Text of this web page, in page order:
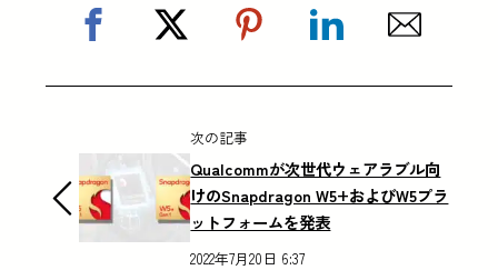
次の記事
Qualcommが次世代ウェアラブル向
けのSnapdragon W5+およびW5プラ
ットフォームを発表
2022年7月20日 6:37